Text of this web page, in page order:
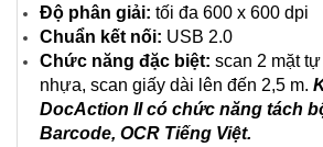
Độ phân giải: tối đa 600 x 600 dpi
Chuẩn kết nối: USB 2.0
Chức năng đặc biệt: scan 2 mặt
nhựa, scan giấy dài lên đến 2,5 m.
DocAction II có chức năng tách
Barcode, OCR Tiếng Việt.